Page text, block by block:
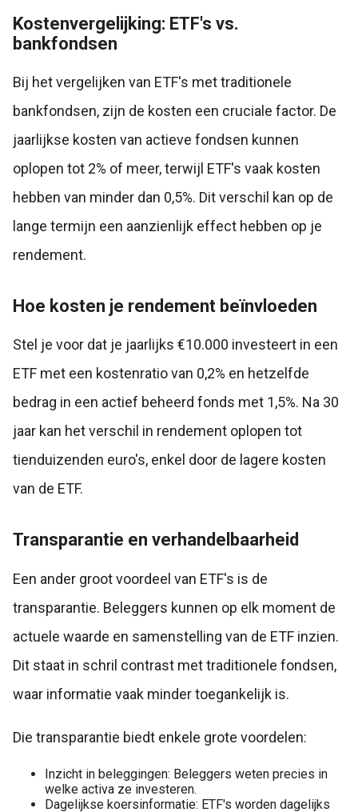
Kostenvergelijking: ETF's vs.
bankfondsen
Bij het vergelijken van ETF's met traditionele
bankfondsen, zijn de kosten een cruciale factor. De
jaarlijkse kosten van actieve fondsen kunnen
oplopen tot 2% of meer, terwijl ETF's vaak kosten
hebben van minder dan 0,5%. Dit verschil kan op de
lange termijn een aanzienlijk effect hebben op je
rendement.
Hoe kosten je rendement beïnvloeden
Stel je voor dat je jaarlijks €10.000 investeert in een
ETF met een kostenratio van 0,2% en hetzelfde
bedrag in een actief beheerd fonds met 1,5%. Na 30
jaar kan het verschil in rendement oplopen tot
tienduizenden euro's, enkel door de lagere kosten
van de ETF.
Transparantie en verhandelbaarheid
Een ander groot voordeel van ETF's is de
transparantie. Beleggers kunnen op elk moment de
actuele waarde en samenstelling van de ETF inzien.
Dit staat in schril contrast met traditionele fondsen,
waar informatie vaak minder toegankelijk is.
Die transparantie biedt enkele grote voordelen:
Inzicht in beleggingen: Beleggers weten precies in
welke activa ze investeren.
Dagelijkse koersinformatie: ETF's worden dagelijks